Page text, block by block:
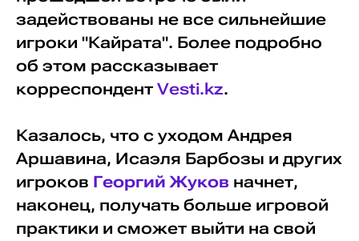
задействованы не все сильнейшие
игроки "Кайрата". Более подробно
об этом рассказывает
корреспондент Vesti.kz.
Казалось, что с уходом Андрея
Аршавина, Исаэля Барбозы и других
игроков Георгий Жуков начнет,
наконец, получать больше игровой
практики и сможет выйти на свой